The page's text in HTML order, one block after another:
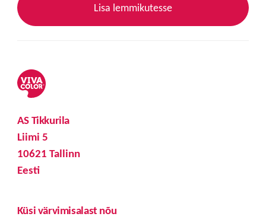
Lisa lemmikutesse
AS Tikkurila
Liimi 5
10621 Tallinn
Eesti
Küsi värvimisalast nõu